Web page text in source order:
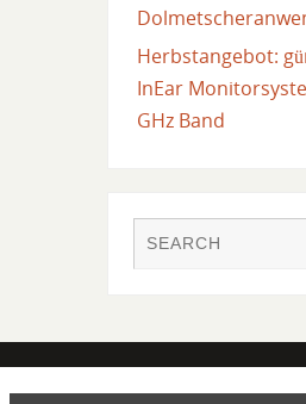
Herbstangebot:
InEar
GHz Band